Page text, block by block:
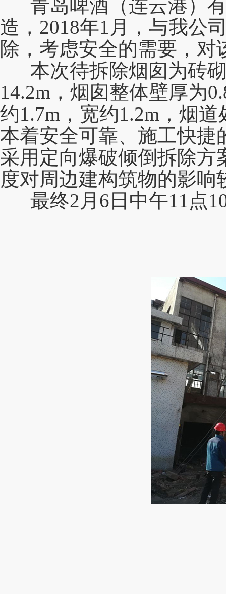
青岛啤酒（连云港）有
造， 2018年1月，与我公
除，考虑安全的需要，
本次待拆除烟囱为砖
14.2m，烟囱整体壁厚为
约1.7m，宽约1.2m，烟
本着安全可靠、施工快捷
采用定向爆破倾倒拆除方
度对周边建构筑物的影
最终2月6日中午11点